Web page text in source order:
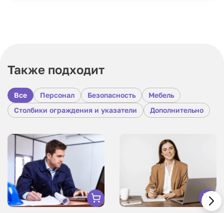
Также подходит
Все Персонал Безопасность
Мебель
Столбики ограждения и указатели
Дополнительно